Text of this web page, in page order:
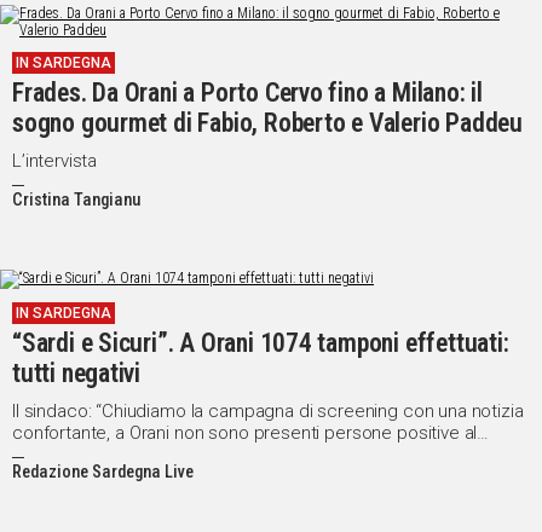
IN SARDEGNA
Frades. Da Orani a Porto Cervo fino a Milano: il
sogno gourmet di Fabio, Roberto e Valerio Paddeu
L’intervista
Cristina Tangianu
IN SARDEGNA
“Sardi e Sicuri”. A Orani 1074 tamponi effettuati:
tutti negativi
Il sindaco: “Chiudiamo la campagna di screening con una notizia
confortante, a Orani non sono presenti persone positive al
Covid”
Redazione Sardegna Live